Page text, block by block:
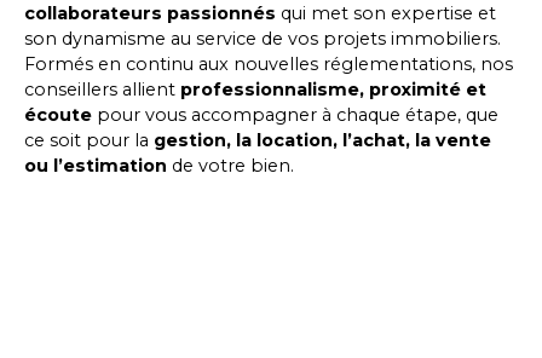
collaborateurs passionnés qui met son expertise et
son dynamisme au service de vos projets immobiliers.
Formés en continu aux nouvelles réglementations, nos
conseillers allient professionnalisme, proximité et
écoute pour vous accompagner à chaque étape, que
ce soit pour la gestion, la location, l’achat, la vente
ou l’estimation de votre bien.